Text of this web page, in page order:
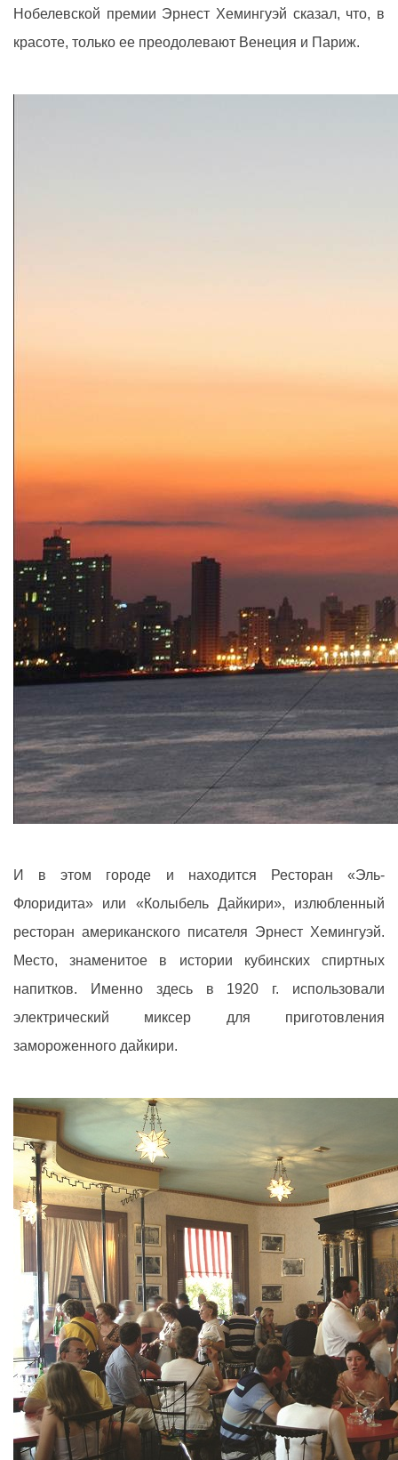
Нобелевской премии Эрнест Хемингуэй сказал, что, в
красоте, только ее преодолевают Венеция и Париж.
И в этом городе и находится Ресторан «Эль-
Флоридита» или «Колыбель Дайкири», излюбленный
ресторан американского писателя Эрнест Хемингуэй.
Место, знаменитое в истории кубинских спиртных
напитков. Именно здесь в 1920 г. использовали
электрический миксер для приготовления
замороженного дайкири.